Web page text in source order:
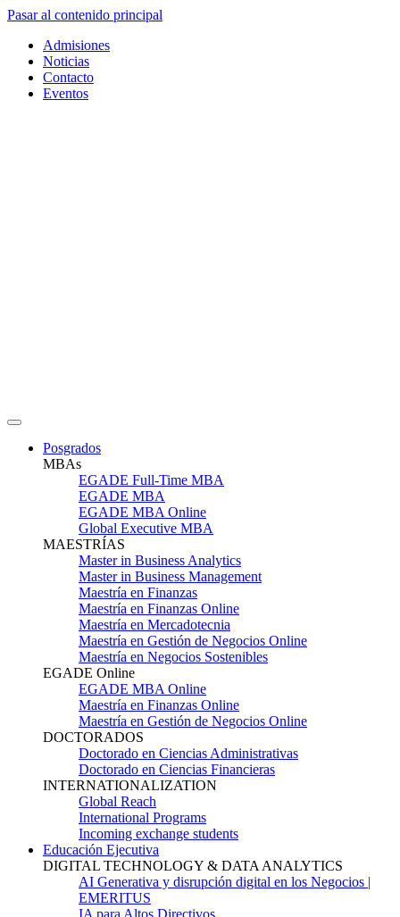
Pasar al contenido principal
Admisiones
Noticias
Contacto
Eventos
Posgrados
MBAs
EGADE Full-Time MBA
EGADE MBA
EGADE MBA Online
Global Executive MBA
MAESTRÍAS
Master in Business Analytics
Master in Business Management
Maestría en Finanzas
Maestría en Finanzas Online
Maestría en Mercadotecnia
Maestría en Gestión de Negocios Online
Maestría en Negocios Sostenibles
EGADE Online
EGADE MBA Online
Maestría en Finanzas Online
Maestría en Gestión de Negocios Online
DOCTORADOS
Doctorado en Ciencias Administrativas
Doctorado en Ciencias Financieras
INTERNATIONALIZATION
Global Reach
International Programs
Incoming exchange students
Educación Ejecutiva
DIGITAL TECHNOLOGY & DATA ANALYTICS
AI Generativa y disrupción digital en los Negocios |
EMERITUS
IA para Altos Directivos